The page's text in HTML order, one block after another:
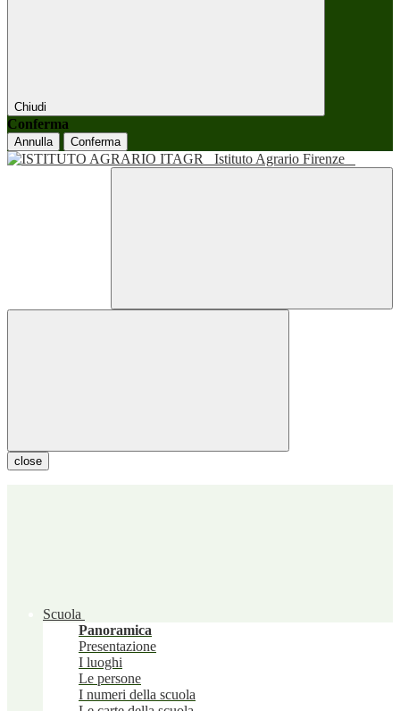
Chiudi
Conferma
Annulla Conferma
Istituto Agrario Firenze
close
Scuola
Panoramica
Presentazione
I luoghi
Le persone
I numeri della scuola